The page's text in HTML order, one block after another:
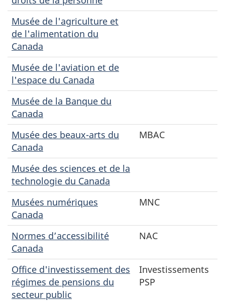
Musée de l'agriculture et
de l'alimentation du
Canada
Musée de l'aviation et de
l'espace du Canada
Musée de la Banque du
Canada
Musée des beaux-arts du
Canada
MBAC
Musée des sciences et de la
technologie du Canada
Musées numériques
Canada
MNC
Normes d’accessibilité
Canada
NAC
Office d'investissement des
régimes de pensions du
secteur public
Investissements
PSP